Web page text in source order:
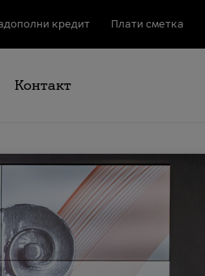
кредит Плати сметка
Контакт